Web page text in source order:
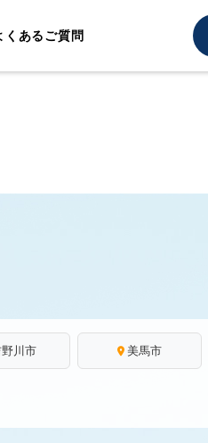
くあるご質問
川市 美馬市